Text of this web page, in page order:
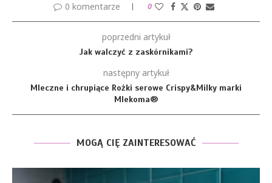
0 komentarze 0
poprzedni artykuł
Jak walczyć z zaskórnikami?
następny artykuł
Mleczne i chrupiące Rożki serowe Crispy&Milky marki
Mlekoma®
MOGĄ CIĘ ZAINTERESOWAĆ